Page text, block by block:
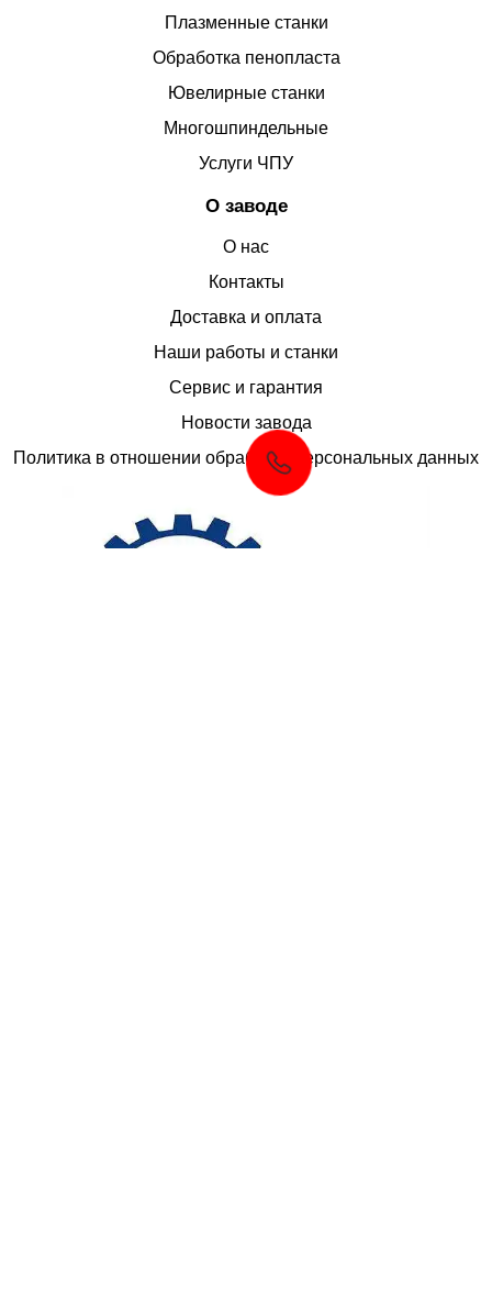
Плазменные станки
Обработка пенопласта
Ювелирные станки
Многошпиндельные
Услуги ЧПУ
О заводе
О нас
Контакты
Доставка и оплата
Наши работы и станки
Сервис и гарантия
Новости завода
Политика в отношении обработки персональных данных